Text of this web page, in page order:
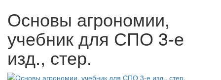
Основы агрономии,
учебник для СПО 3-е
изд., стер.